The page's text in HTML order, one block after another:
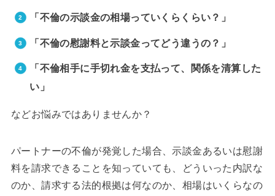
「不倫の示談金の相場っていくらくらい？」
「不倫の慰謝料と示談金ってどう違うの？」
「不倫相手に手切れ金を支払って、関係を清算した
い」
などお悩みではありませんか？
パートナーの不倫が発覚した場合、示談金あるいは慰謝
料を請求できることを知っていても、どういった内訳な
のか、請求する法的根拠は何なのか、相場はいくらなの